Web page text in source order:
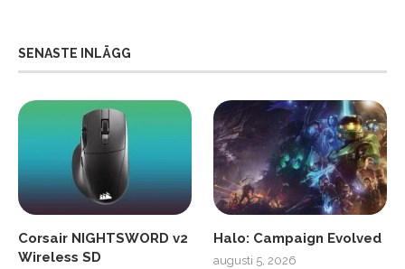
SENASTE INLÄGG
Corsair NIGHTSWORD v2
Wireless SD
Halo: Campaign Evolved
augusti 5, 2026